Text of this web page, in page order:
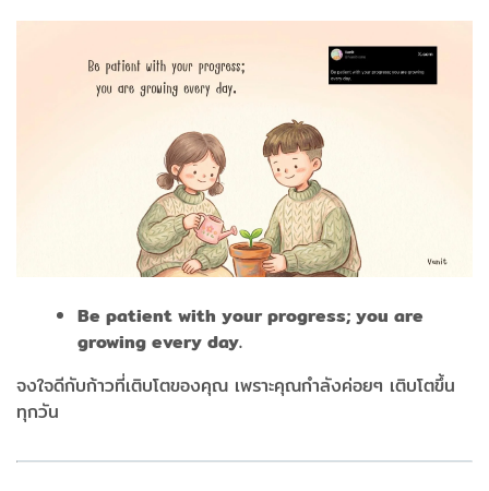
Be patient with your progress; you are
growing every day.
จงใจดีกับก้าวที่เติบโตของคุณ เพราะคุณกำลังค่อยๆ เติบโตขึ้น
ทุกวัน